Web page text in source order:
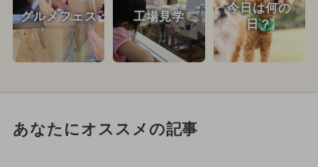
グルメフェス 工場見学
今日は何の
日？
あなたにオススメの記事